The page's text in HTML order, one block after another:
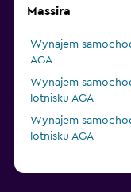
Massira
Wynajem
AGA
Wynajem
lotnisku AGA
Wynajem
lotnisku AGA